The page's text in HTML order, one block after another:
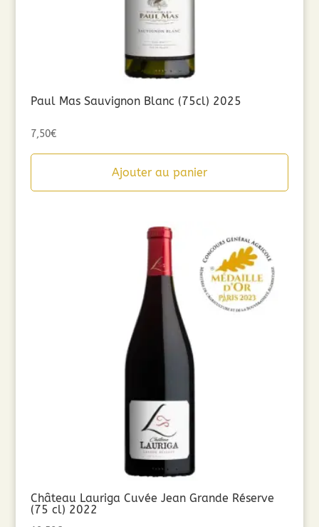
Paul Mas Sauvignon Blanc (75cl) 2025
7,50€
Ajouter au panier
Château Lauriga Cuvée Jean Grande Réserve
(75 cl) 2022